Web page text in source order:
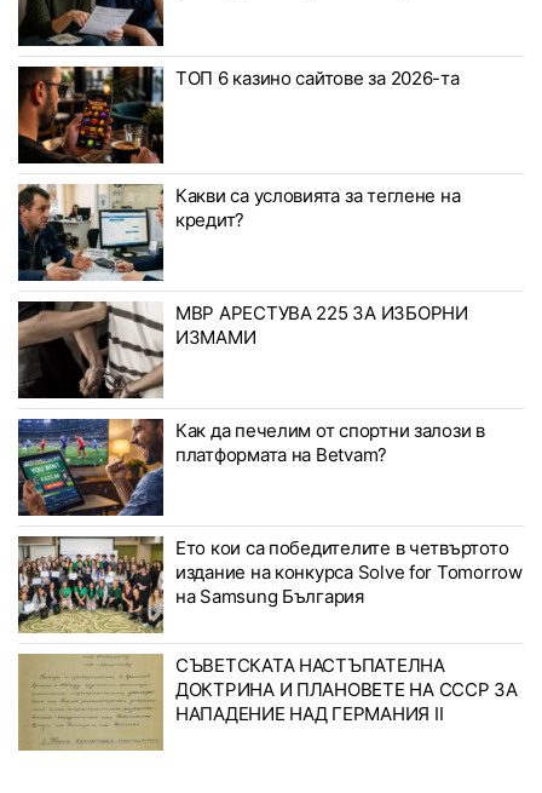
ТОП 6 казино сайтове за 2026-та
Какви са условията за теглене на
кредит?
МВР АРЕСТУВА 225 ЗА ИЗБОРНИ
ИЗМАМИ
Как да печелим от спортни залози в
платформата на Betvam?
Ето кои са победителите в четвъртото
издание на конкурса Solve for Tomorrow
на Samsung България
СЪВЕТСКАТА НАСТЪПАТЕЛНА
ДОКТРИНА И ПЛАНОВЕТЕ НА СССР ЗА
НАПАДЕНИЕ НАД ГЕРМАНИЯ II